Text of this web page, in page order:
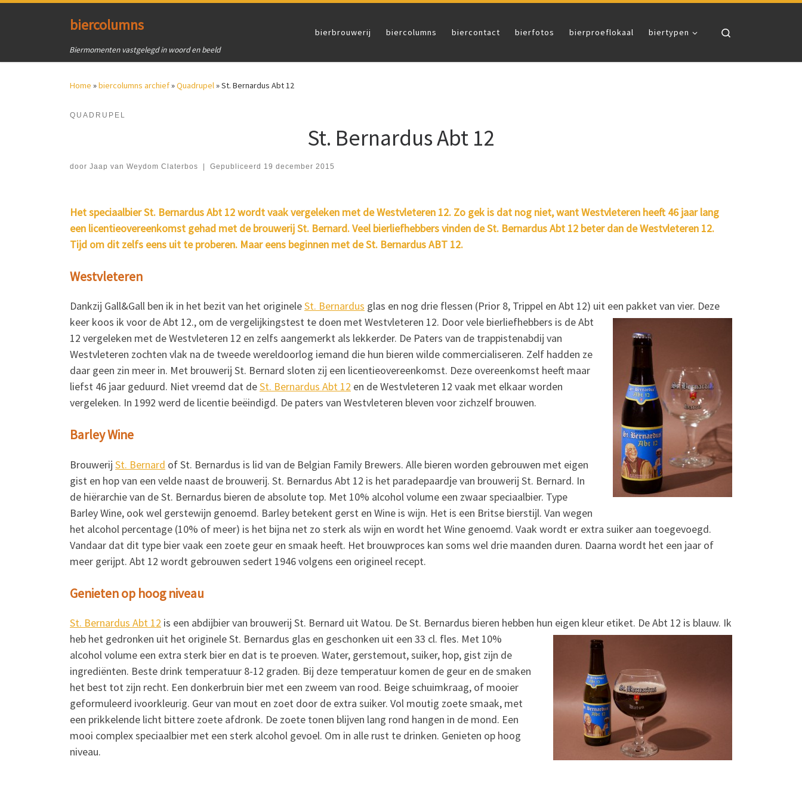
biercolumns
Biermomenten vastgelegd in woord en beeld
bierbrouwerij biercolumns biercontact bierfotos bierproeflokaal biertypen
Home »biercolumns archief»Quadrupel»St. Bernardus Abt 12
QUADRUPEL
St. Bernardus Abt 12
door Jaap van Weydom Claterbos Gepubliceerd 19 december 2015
Het speciaalbier St. Bernardus Abt 12 wordt vaak vergeleken met de Westvleteren 12. Zo gek is dat nog niet, want Westvleteren heeft 46 jaar lang
een licentieovereenkomst gehad met de brouwerij St. Bernard. Veel bierliefhebbers vinden de St. Bernardus Abt 12 beter dan de Westvleteren 12.
Tijd om dit zelfs eens uit te proberen. Maar eens beginnen met de St. Bernardus ABT 12.
Westvleteren
Dankzij Gall&Gall ben ik in het bezit van het origineleSt. Bernardus glas en nog drie flessen (Prior 8, Trippel en Abt 12) uit een pakket van vier. Deze
keer koos ik voor de Abt 12., om de vergelijkingstest te doen met Westvleteren 12. Door vele bierliefhebbers is de Abt
12 vergeleken met de Westvleteren 12 en zelfs aangemerkt als lekkerder. De Paters van de trappistenabdij van
Westvleteren zochten vlak na de tweede wereldoorlog iemand die hun bieren wilde commercialiseren. Zelf hadden ze
daar geen zin meer in. Met brouwerij St. Bernard sloten zij een licentieovereenkomst. Deze overeenkomst heeft maar
liefst 46 jaar geduurd. Niet vreemd dat deSt. Bernardus Abt 12 en de Westvleteren 12 vaak met elkaar worden
vergeleken. In 1992 werd de licentie beëindigd. De paters van Westvleteren bleven voor zichzelf brouwen.
Barley Wine
Brouwerij St. Bernard of St. Bernardus is lid van de Belgian Family Brewers. Alle bieren worden gebrouwen met eigen
gist en hop van een velde naast de brouwerij. St. Bernardus Abt 12 is het paradepaardje van brouwerij St. Bernard. In
de hiërarchie van de St. Bernardus bieren de absolute top. Met 10% alcohol volume een zwaar speciaalbier. Type
Barley Wine, ook wel gerstewijn genoemd. Barley betekent gerst en Wine is wijn. Het is een Britse bierstijl. Van wegen
het alcohol percentage (10% of meer) is het bijna net zo sterk als wijn en wordt het Wine genoemd. Vaak wordt er extra suiker aan toegevoegd.
Vandaar dat dit type bier vaak een zoete geur en smaak heeft. Het brouwproces kan soms wel drie maanden duren. Daarna wordt het een jaar of
meer gerijpt. Abt 12 wordt gebrouwen sedert 1946 volgens een origineel recept.
Genieten op hoog niveau
St. Bernardus Abt 12 is een abdijbier van brouwerij St. Bernard uit Watou. De St. Bernardus bieren hebben hun eigen kleur etiket. De Abt 12 is blauw. Ik
heb het gedronken uit het originele St. Bernardus glas en geschonken uit een 33 cl. fles. Met 10%
alcohol volume een extra sterk bier en dat is te proeven. Water, gerstemout, suiker, hop, gist zijn de
ingrediënten. Beste drink temperatuur 8-12 graden. Bij deze temperatuur komen de geur en de smaken
het best tot zijn recht. Een donkerbruin bier met een zweem van rood. Beige schuimkraag, of mooier
geformuleerd ivoorkleurig. Geur van mout en zoet door de extra suiker. Vol moutig zoete smaak, met
een prikkelende licht bittere zoete afdronk. De zoete tonen blijven lang rond hangen in de mond. Een
mooi complex speciaalbier met een sterk alcohol gevoel. Om in alle rust te drinken. Genieten op hoog
niveau.